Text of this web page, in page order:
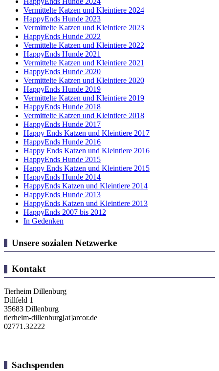
Vermittelte Katzen und Kleintiere 2024
HappyEnds Hunde 2023
Vermittelte Katzen und Kleintiere 2023
HappyEnds Hunde 2022
Vermittelte Katzen und Kleintiere 2022
HappyEnds Hunde 2021
Vermittelte Katzen und Kleintiere 2021
HappyEnds Hunde 2020
Vermittelte Katzen und Kleintiere 2020
HappyEnds Hunde 2019
Vermittelte Katzen und Kleintiere 2019
HappyEnds Hunde 2018
Vermittelte Katzen und Kleintiere 2018
HappyEnds Hunde 2017
Happy Ends Katzen und Kleintiere 2017
HappyEnds Hunde 2016
Happy Ends Katzen und Kleintiere 2016
HappyEnds Hunde 2015
Happy Ends Katzen und Kleintiere 2015
HappyEnds Hunde 2014
HappyEnds Katzen und Kleintiere 2014
HappyEnds Hunde 2013
HappyEnds Katzen und Kleintiere 2013
HappyEnds 2007 bis 2012
In Gedenken
Unsere sozialen Netzwerke
Kontakt
Tierheim Dillenburg
Dillfeld 1
35683 Dillenburg
tierheim-dillenburg[at]arcor.de
02771.32222
Sachspenden